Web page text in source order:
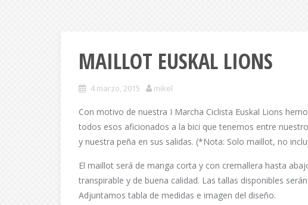
MAILLOT EUSKAL LIONS
4 marzo, 2015 mikel
Con motivo de nuestra I Marcha Ciclista Euskal Lions
todos esos aficionados a la bici que tenemos entre
y nuestra peña en sus salidas. (*Nota: Solo maillot, no
El maillot será de manga corta y con cremallera hasta
transpirable y de buena calidad. Las tallas disponibles serán
Adjuntamos tabla de medidas e imagen del diseño.